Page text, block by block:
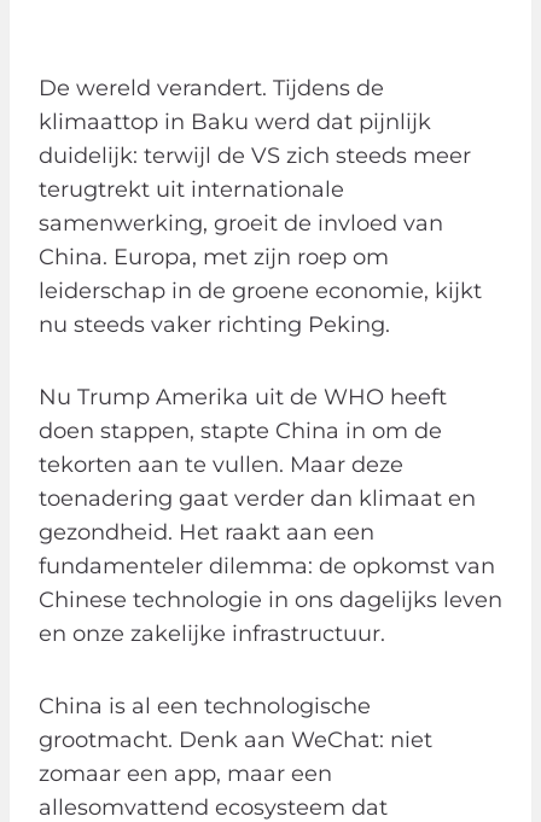
De wereld verandert. Tijdens de
klimaattop in Baku werd dat pijnlijk
duidelijk: terwijl de VS zich steeds meer
terugtrekt uit internationale
samenwerking, groeit de invloed van
China. Europa, met zijn roep om
leiderschap in de groene economie, kijkt
nu steeds vaker richting Peking.
Nu Trump Amerika uit de WHO heeft
doen stappen, stapte China in om de
tekorten aan te vullen. Maar deze
toenadering gaat verder dan klimaat en
gezondheid. Het raakt aan een
fundamenteler dilemma: de opkomst van
Chinese technologie in ons dagelijks leven
en onze zakelijke infrastructuur.
China is al een technologische
grootmacht. Denk aan WeChat: niet
zomaar een app, maar een
allesomvattend ecosysteem dat